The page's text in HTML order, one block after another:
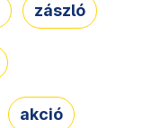
zászló
akció